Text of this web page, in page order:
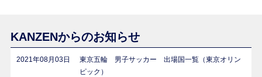
KANZENからのお知らせ
2021年08月03日
東京五輪 男子サッカー 出場国一覧（東京オリン
ピック）